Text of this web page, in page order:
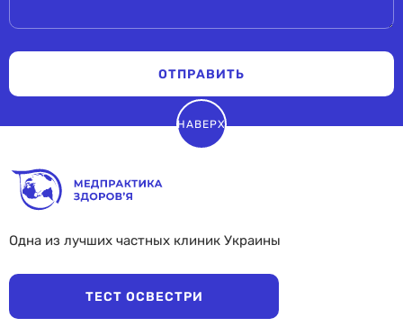
ОТПРАВИТЬ
НАВЕРХ
Одна из лучших частных клиник Украины
ТЕСТ ОСВЕСТРИ